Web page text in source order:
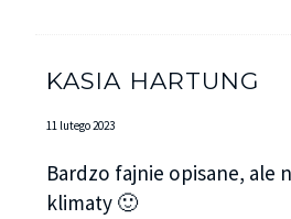
KASIA HARTUNG
11 lutego 2023
Bardzo fajnie opisane, ale
klimaty 🙂